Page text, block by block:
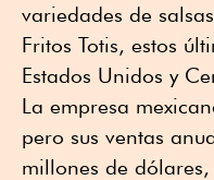
variedades de
Fritos Totis, estos
Estados Unidos y
La empresa
pero sus ventas
millones de